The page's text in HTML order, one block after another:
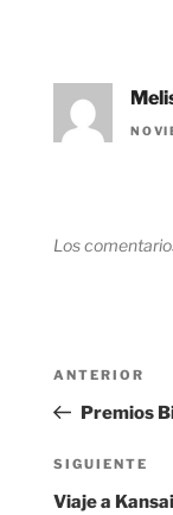
Los
entradas
Entrada
anterior:
ANTERIOR
Premios
Siguiente
entrada
SIGUIENTE
Viaje a